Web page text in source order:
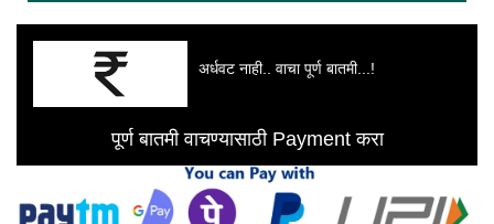
अर्धवट नाही.. वाचा पूर्ण बातमी...!
पूर्ण बातमी वाचण्यासाठी Payment करा